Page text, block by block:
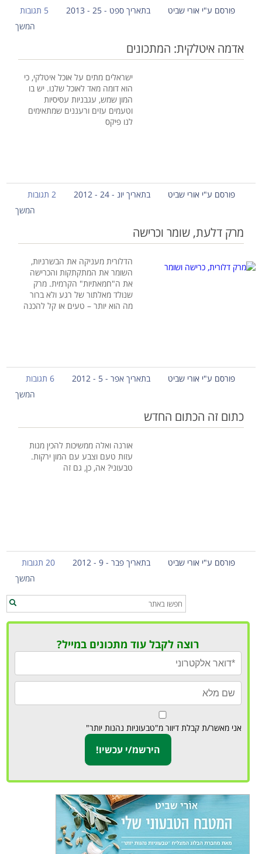
פורסם ע"י אורי שביט בתאריך ספט - 25 - 2013
5 תגובות
המשך
אדמה איטלקית: המתכונים
ישראלים מתים על אוכל איטלקי, כי
הוא דומה מאד לאוכל שלנו. יש בו
המון שמש, עגבניות עסיסיות
וטעמים עזים ורעננים שמתאימים
לנו פיקס
פורסם ע"י אורי שביט בתאריך יונ - 24 - 2012
2 תגובות
המשך
מרק דלעת, שומר וכרישה
הדלורית מעניקה את הבשרניות,
השומר את המתקתקות והכרישה
את ה"חמאתיות" הקרמית. מרק
שנולד מאלתור של רגע ולא ברור
מה הוא יותר – טעים או קל להכנה
פורסם ע"י אורי שביט בתאריך אפר - 5 - 2012
6 תגובות
המשך
כתום זה הכתום החדש
אורנה ואלה ממשיכות להכין מנות
עזות טעם וצבע עם המון ירקות.
טבעוני? אה, כן, גם זה
פורסם ע"י אורי שביט בתאריך פבר - 9 - 2012
20 תגובות
המשך
רוצה לקבל עוד מתכונים במייל?
אני מאשר/ת קבלת דיוור מ"טבעוניות נהנות יותר"